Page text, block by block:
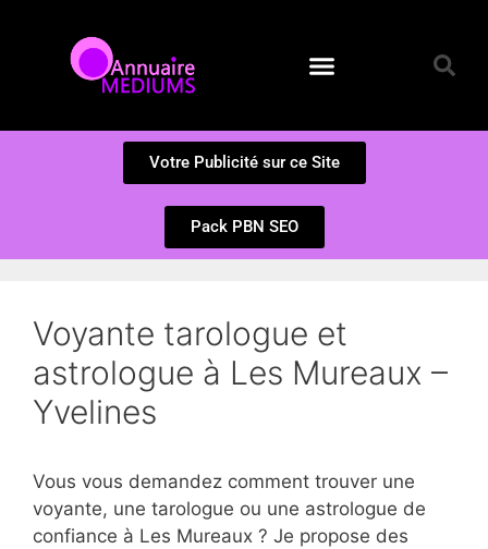
Votre Publicité sur ce Site
Pack PBN SEO
Voyante tarologue et
astrologue à Les Mureaux –
Yvelines
Vous vous demandez comment trouver une
voyante, une tarologue ou une astrologue de
confiance à Les Mureaux ? Je propose des